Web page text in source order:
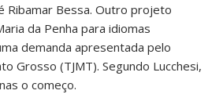
Ribamar Bessa. Outro projeto
da Penha para idiomas
demanda apresentada pelo
Grosso (TJMT). Segundo Lucchesi,
o começo.